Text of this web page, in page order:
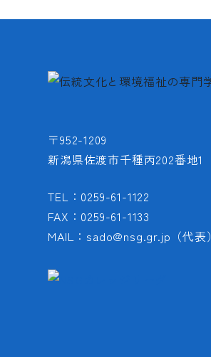
〒952-1209
新潟県佐渡市千種丙202番地1
TEL：0259-61-1122
FAX：0259-61-1133
MAIL：sado@nsg.gr.jp（代表）